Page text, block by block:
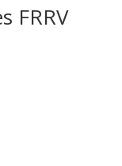
FRRV